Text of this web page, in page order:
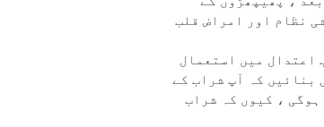
نظام اور امراض قلب
اعتدال میں استعمال
بنائیں کہ آپ شراب کے
ہوگی ، کیوں کہ شراب